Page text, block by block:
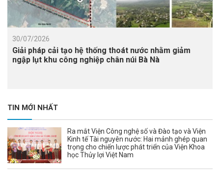
30/07/2026
Giải pháp cải tạo hệ thống thoát nước nhằm giảm
ngập lụt khu công nghiệp chân núi Bà Nà
TIN MỚI NHẤT
Ra mắt Viện Công nghệ số và Đào tạo và Viện
Kinh tế Tài nguyên nước: Hai mảnh ghép quan
trọng cho chiến lược phát triển của Viện Khoa
học Thủy lợi Việt Nam